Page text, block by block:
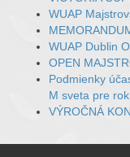
WUAP
WUAP Dublin
OPEN
Podmienky
M sveta pre
VÝROČNÁ